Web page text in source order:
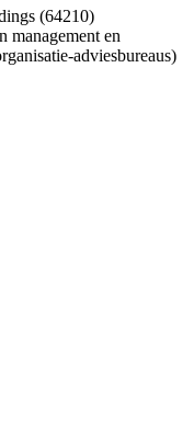
(64210)
management en
adviesbureaus)